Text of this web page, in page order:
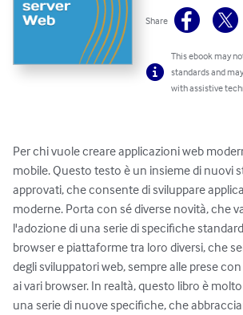
Share
This ebook may
standards and
with assistive
Per chi vuole creare applicazioni web
mobile. Questo testo è un insieme di nuovi
approvati, che consente di sviluppare
moderne. Porta con sé diverse novità, che
l'adozione di una serie di specifiche
browser e piattaforme tra loro diversi, che
degli sviluppatori web, sempre alle prese
ai vari browser. In realtà, questo libro è
una serie di nuove specifiche, che